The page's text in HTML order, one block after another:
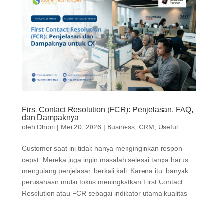
First Contact Resolution (FCR): Penjelasan, FAQ,
dan Dampaknya
oleh Dhoni| Mei 20, 2026 | Business, CRM, Useful
Customer saat ini tidak hanya menginginkan respon
cepat. Mereka juga ingin masalah selesai tanpa harus
mengulang penjelasan berkali kali. Karena itu, banyak
perusahaan mulai fokus meningkatkan First Contact
Resolution atau FCR sebagai indikator utama kualitas